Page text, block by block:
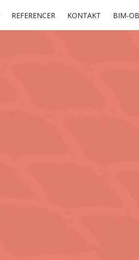
REFERENCER KONTAKT BIM-